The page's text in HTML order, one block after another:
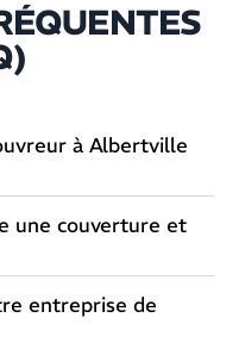
à Albertville
une couverture et
entreprise de